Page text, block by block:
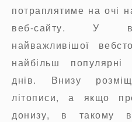
потраплятиме на очі
веб-сайту. У
найважливішої
найбільш популярні
днів. Внизу
літописи, а якщо
донизу, в такому